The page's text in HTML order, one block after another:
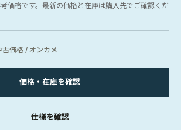
価格です。最新の価格と在庫は購入先でご確認くだ
古価格 / オンカメ
価格・在庫を確認
仕様を確認